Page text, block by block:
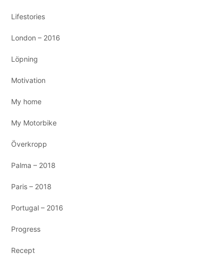
Lifestories
London – 2016
Löpning
Motivation
My home
My Motorbike
Överkropp
Palma – 2018
Paris – 2018
Portugal – 2016
Progress
Recept